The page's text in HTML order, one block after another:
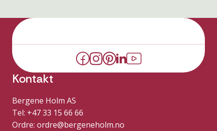
Kontakt
Bergene Holm AS
Tel: +47 33 15 66 66
Ordre: ordre@bergeneholm.no